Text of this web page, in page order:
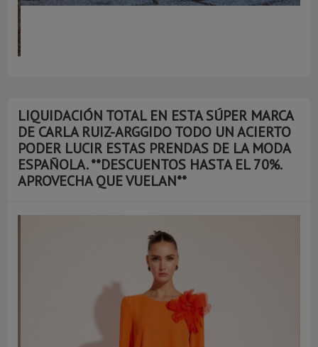
LIQUIDACIÓN TOTAL EN ESTA SÚPER MARCA
DE CARLA RUIZ-ARGGIDO TODO UN ACIERTO
PODER LUCIR ESTAS PRENDAS DE LA MODA
ESPAÑOLA. **DESCUENTOS HASTA EL 70%.
APROVECHA QUE VUELAN**